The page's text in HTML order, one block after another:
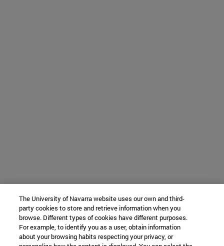
The University of Navarra website uses our own and third-
party cookies to store and retrieve information when you
browse. Different types of cookies have different purposes.
For example, to identify you as a user, obtain information
about your browsing habits respecting your privacy, or